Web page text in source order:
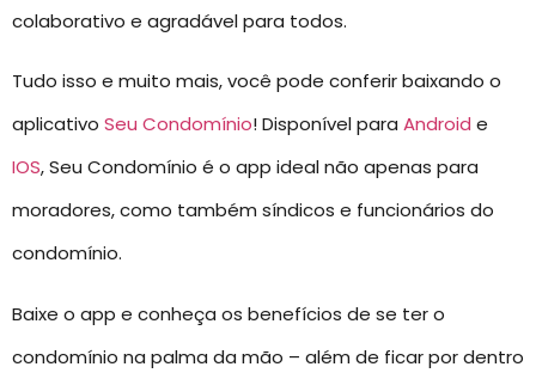
colaborativo e agradável para todos.
Tudo isso e muito mais, você pode conferir baixando o
aplicativo Seu Condomínio! Disponível para Android e
IOS, Seu Condomínio é o app ideal não apenas para
moradores, como também síndicos e funcionários do
condomínio.
Baixe o app e conheça os benefícios de se ter o
condomínio na palma da mão – além de ficar por dentro